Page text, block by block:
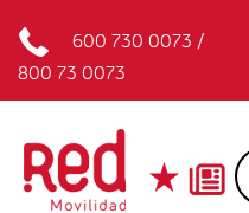
600 730 0073 /
800 73 0073